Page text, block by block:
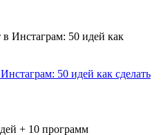
50 идей как сделать